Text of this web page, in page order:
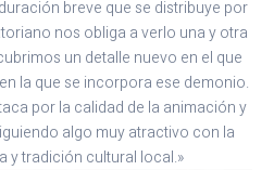
breve que se distribuye por
nos obliga a verlo una y otra
un detalle nuevo en el que
la que se incorpora ese demonio.
por la calidad de la animación y
algo muy atractivo con la
y tradición cultural local.»